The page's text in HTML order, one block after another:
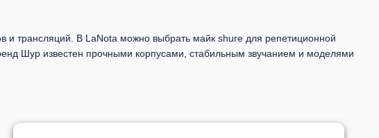
и трансляций. В LaNota можно выбрать майк shure для репетиционной
Шур известен прочными корпусами, стабильным звучанием и моделями